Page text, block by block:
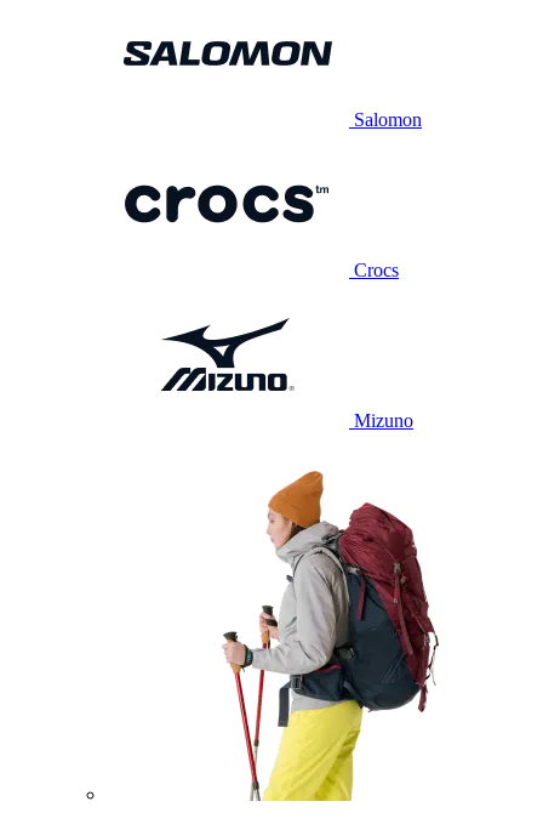
Salomon
Crocs
Mizuno